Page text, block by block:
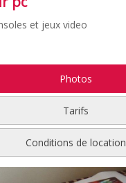
et jeux video
Photos
Tarifs
Conditions de location